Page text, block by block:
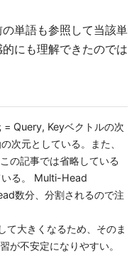
単語も参照して当該単
にも理解できたのでは
Query, Keyベクトルの次
次元としている。また、
記事では省略している
る。 Multi-Head
数分、分割されるので注
て大きくなるため、そのま
が不安定になりやすい。